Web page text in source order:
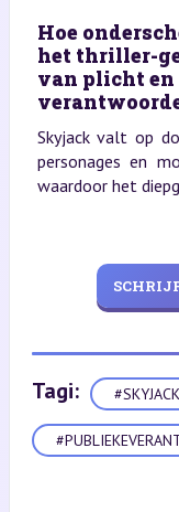
Hoe
het thriller-
van plicht
Skyjack valt op
personages en
waardoor het
Tagi: #SKYJACK